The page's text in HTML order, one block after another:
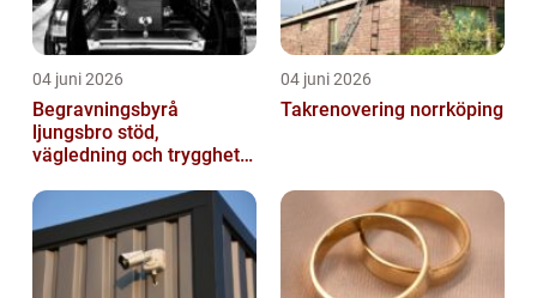
04 juni 2026
Begravningsbyrå
ljungsbro stöd,
vägledning och trygghet
04 juni 2026
Takrenovering norrköping